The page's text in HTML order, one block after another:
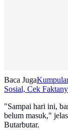
Baca Juga
Sosial, Cek
"Sampai hari ini,
belum masuk,"
Butarbutar.